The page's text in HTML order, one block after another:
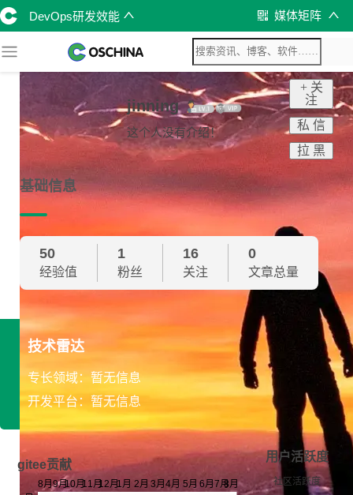
DevOps研发效能 媒体矩阵
jinning
这个人没有介绍！
+ 关
注
私 信
拉 黑
基础信息
50
经验值
1
粉丝
16
关注
0
文章总量
技术雷达
专长领域：暂无信息
开发平台：暂无信息
gitee贡献
用户活跃度